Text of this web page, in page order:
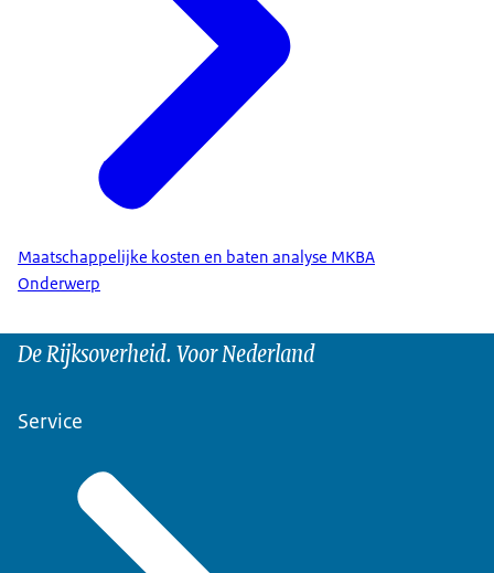
Maatschappelijke kosten en baten analyse MKBA
Onderwerp
De Rijksoverheid. Voor Nederland
Service